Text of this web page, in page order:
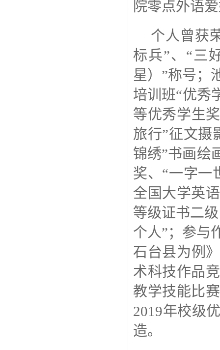
院零点外语
个人曾获
标兵”、“三
星）”称号；
培训班“优秀
等优秀学生
旅行”征文摄
锦绣”书画绘
奖、“一字一
全国大学英
等级证书二
个人”；参与
石台县为例
术科技作品
教学技能比
2019年校级
造。